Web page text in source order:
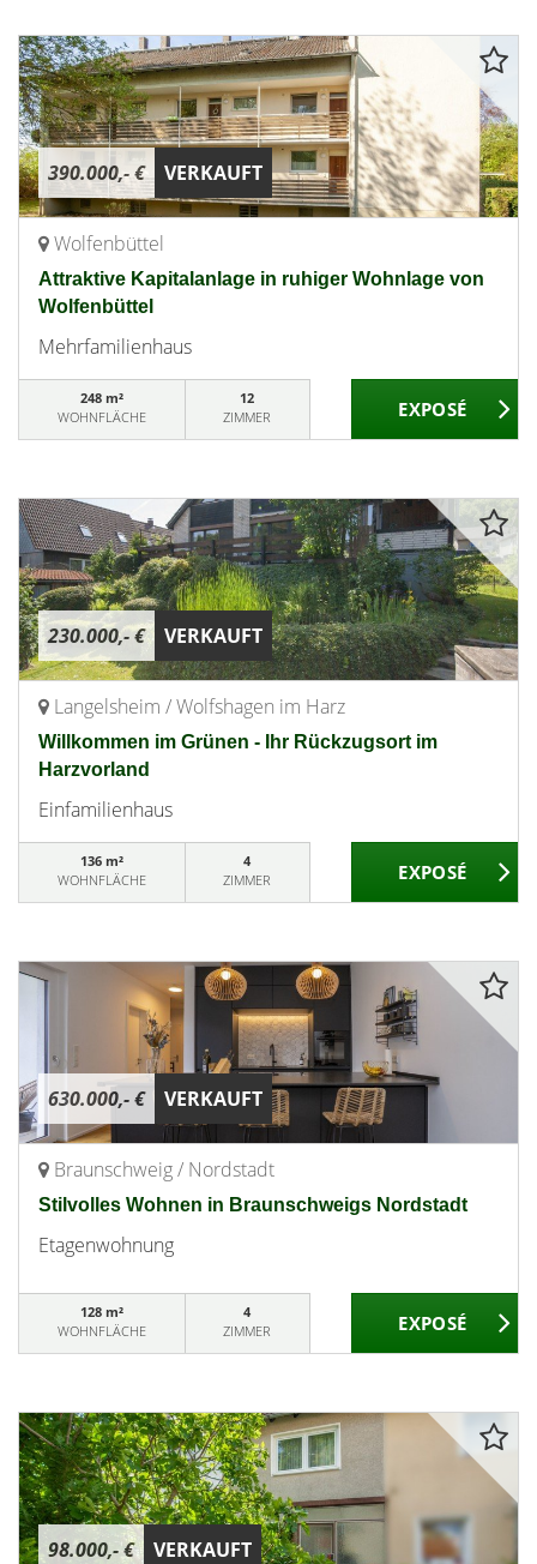
390.000,- € VERKAUFT
Wolfenbüttel
Attraktive Kapitalanlage in ruhiger Wohnlage von
Wolfenbüttel
Mehrfamilienhaus
248 m²
WOHNFLÄCHE
12
ZIMMER
230.000,- € VERKAUFT
Langelsheim / Wolfshagen im Harz
Willkommen im Grünen - Ihr Rückzugsort im
Harzvorland
Einfamilienhaus
136 m²
WOHNFLÄCHE
4
ZIMMER
630.000,- € VERKAUFT
Braunschweig / Nordstadt
Stilvolles Wohnen in Braunschweigs Nordstadt
Etagenwohnung
128 m²
WOHNFLÄCHE
4
ZIMMER
98.000,- € VERKAUFT